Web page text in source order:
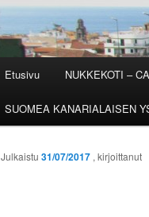
Etusivu NUKKEKOTI –
SUOMEA KANARIALAISEN
Julkaistu 31/07/2017 , kirjoittanut